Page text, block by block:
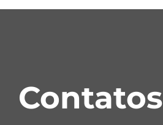
Contatos